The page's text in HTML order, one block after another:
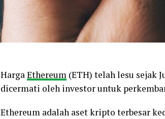
HargaEthereum (ETH) telah lesu sejak
dicermati oleh investor untuk
Ethereum adalah aset kripto terbesar